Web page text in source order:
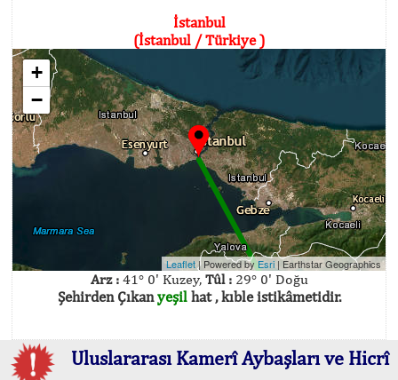
İstanbul
(İstanbul / Türkiye )
+
−
Leaflet| Powered byEsri |Earthstar Geographics
Arz :41° 0' Kuzey, Tûl :29° 0' Doğu
Şehirden Çıkanyeşilhat , kıble istikâmetidir.
Uluslararası Kamerî Aybaşları ve Hicrî